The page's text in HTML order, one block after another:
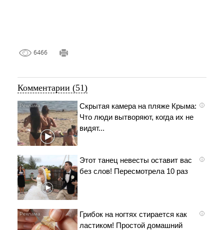
6466
Комментарии (51)
i
Скрытая камера на пляже Крыма:
Что люди вытворяют, когда их не
видят...
i
Этот танец невесты оставит вас
без слов! Пересмотрела 10 раз
i
Грибок на ногтях стирается как
ластиком! Простой домашний